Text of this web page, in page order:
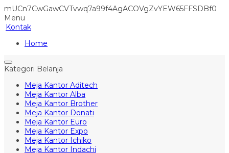
mUCn7CwGawCVTvwq7a99f4AgACOVgZvYEW65FFSDBf0
Menu
Kontak
Home
Kategori Belanja
Meja Kantor Aditech
Meja Kantor Alba
Meja Kantor Brother
Meja Kantor Donati
Meja Kantor Euro
Meja Kantor Expo
Meja Kantor Ichiko
Meja Kantor Indachi